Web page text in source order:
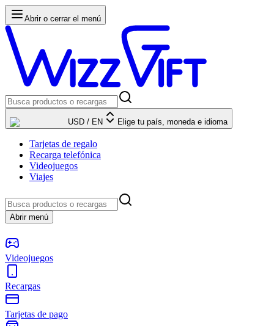
Abrir o cerrar el menú
USD / EN Elige tu país, moneda e idioma
Tarjetas de regalo
Recarga telefónica
Videojuegos
Viajes
Abrir menú
Videojuegos
Recargas
Tarjetas de pago